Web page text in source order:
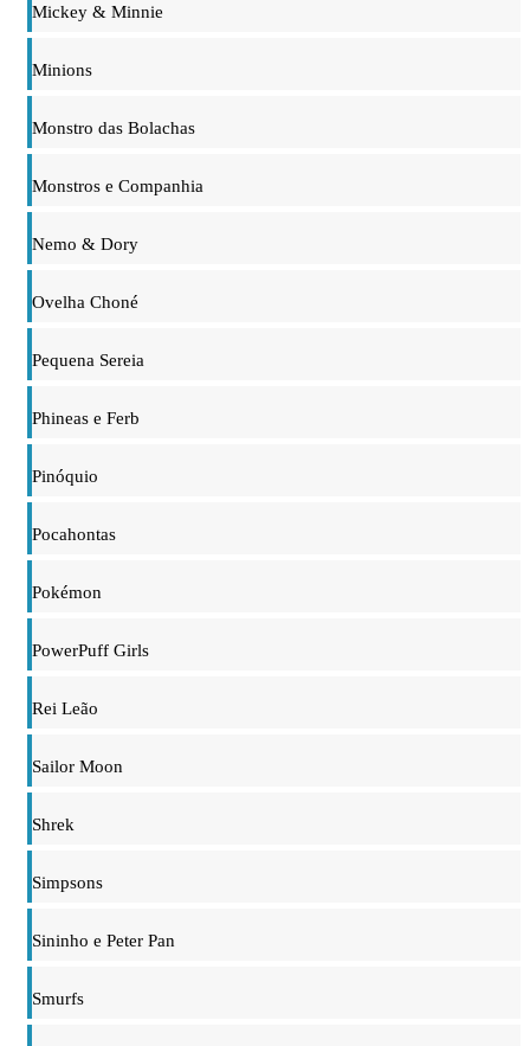
Mickey & Minnie
Minions
Monstro das Bolachas
Monstros e Companhia
Nemo & Dory
Ovelha Choné
Pequena Sereia
Phineas e Ferb
Pinóquio
Pocahontas
Pokémon
PowerPuff Girls
Rei Leão
Sailor Moon
Shrek
Simpsons
Sininho e Peter Pan
Smurfs